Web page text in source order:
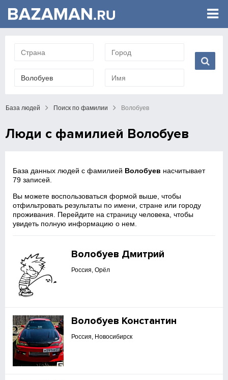
База людей Поиск по фамилии Волобуев
Люди с фамилией Волобуев
База данных людей с фамилией Волобуев насчитывает
79 записей.
Вы можете воспользоваться формой выше, чтобы
отфильтровать результаты по имени, стране или городу
проживания. Перейдите на страницу человека, чтобы
увидеть полную информацию о нем.
Волобуев Дмитрий
Россия, Орёл
Волобуев Константин
Россия, Новосибирск